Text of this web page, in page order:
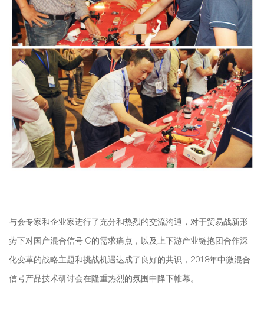
与会专家和企业家进行了充分和热烈的交流沟通，对于贸易战新形
势下对国产混合信号IC的需求痛点，以及上下游产业链抱团合作深
化变革的战略主题和挑战机遇达成了良好的共识，2018年中微混合
信号产品技术研讨会在隆重热烈的氛围中降下帷幕。